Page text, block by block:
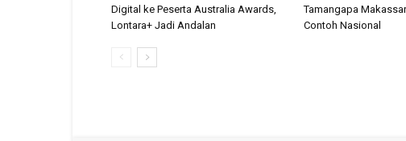
Digital ke Peserta Australia Awards,
Lontara+ Jadi Andalan
Tamangapa
Contoh Nasional